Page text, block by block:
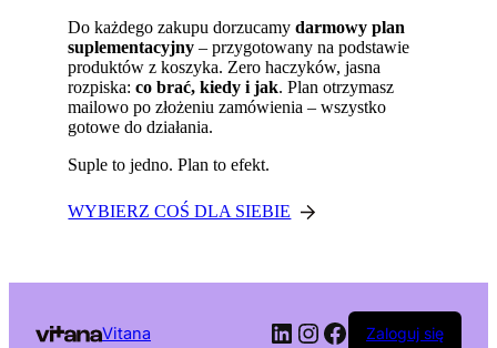
Do każdego zakupu dorzucamydarmowy plan
suplementacyjny – przygotowany na podstawie
produktów z koszyka. Zero haczyków, jasna
rozpiska:co brać, kiedy i jak. Plan otrzymasz
mailowo po złożeniu zamówienia – wszystko
gotowe do działania.
Suple to jedno. Plan to efekt.
WYBIERZ COŚ DLA SIEBIE
Vitana LinkedIn
Instagram
Facebook
Zaloguj się